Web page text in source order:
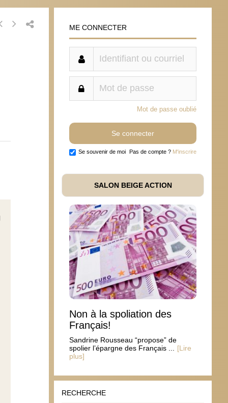
ME CONNECTER
Mot de passe oublié
Se souvenir de moi Pas de compte ? M'inscrire
SALON BEIGE ACTION
Non à la spoliation des
Français!
Sandrine Rousseau “propose” de
spolier l’épargne des Français ...
[Lire
plus]
RECHERCHE